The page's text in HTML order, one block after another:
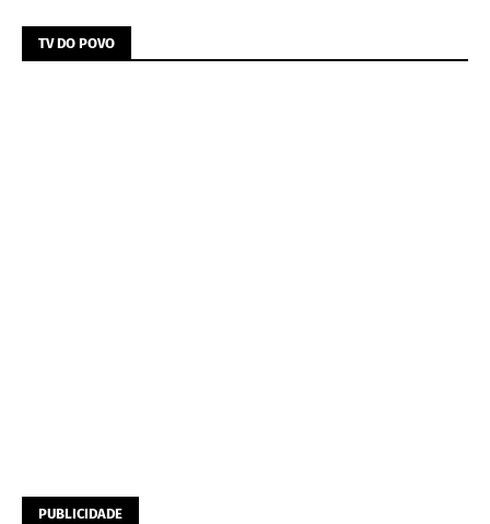
TV DO POVO
PUBLICIDADE